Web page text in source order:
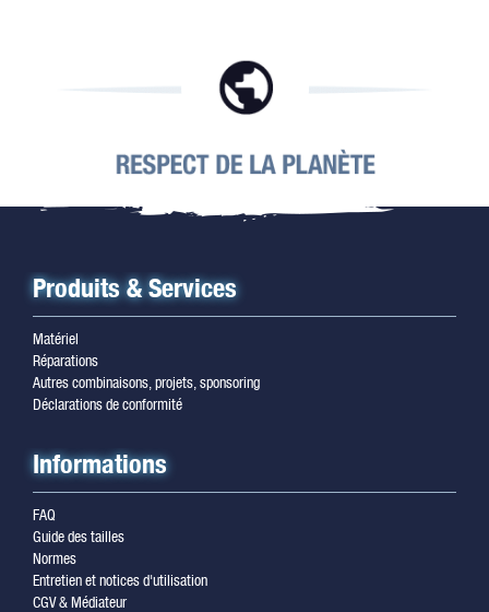
Produits & Services
Matériel
Réparations
Autres combinaisons, projets, sponsoring
Déclarations de conformité
Informations
FAQ
Guide des tailles
Normes
Entretien et notices d'utilisation
CGV & Médiateur